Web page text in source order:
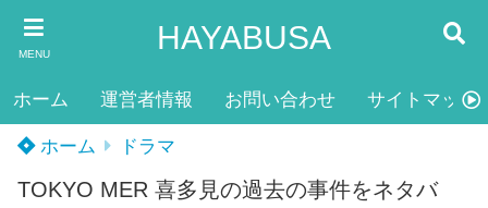
MENU HAYABUSA
ホーム 運営者情報 お問い合わせ サイトマップ
ホーム ドラマ
TOKYO MER 喜多見の過去の事件をネタバ